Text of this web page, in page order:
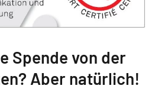
Spende von der
Aber natürlich!